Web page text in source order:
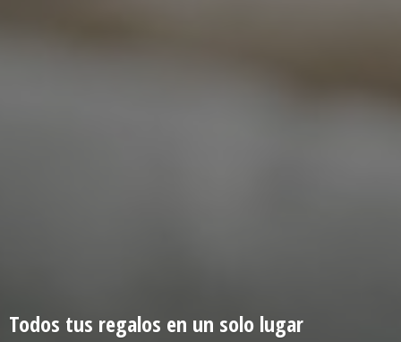
Todos tus regalos en un solo lugar